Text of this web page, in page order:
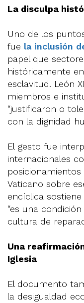
La disculpa
Uno de los
fue la inclusión
papel que
históricamente
esclavitud. León
miembros e
“justificaron o
con la dignidad
El gesto fue
internacionales
Vaticano sobre
encíclica
“es una
cultura de
Una
Iglesia
El documento
la desigualdad